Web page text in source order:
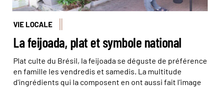
VIE LOCALE
La feijoada, plat et symbole national
Plat culte du Brésil, la feijoada se déguste de préférence
en famille les vendredis et samedis. La multitude
d'ingrédients qui la composent en ont aussi fait l'image